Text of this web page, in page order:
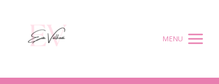
MENU